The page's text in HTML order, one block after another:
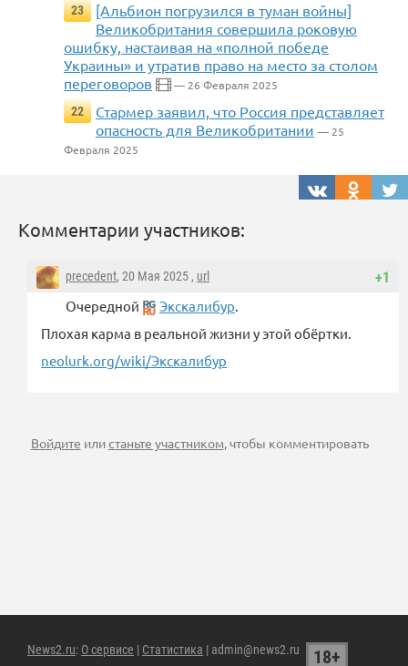
23
[Альбион погрузился в туман войны]
Великобритания совершила роковую
ошибку, настаивая на «полной победе
Украины» и утратив право на место за столом
переговоров
— 26 Февраля 2025
22
Стармер заявил, что Россия представляет
опасность для Великобритании — 25
Февраля 2025
Комментарии участников:
+1
precedent, 20 Мая 2025 , url
Очередной Экскалибур.
Плохая карма в реальной жизни у этой обёртки.
neolurk.org/wiki/Экскалибур
Войдите илистаньте участником, чтобы комментировать
News2.ru: О сервисе | Статистика | admin@news2.ru 18+